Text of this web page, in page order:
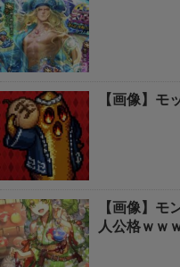
【画像】モ
【画像】モ
人公格ｗｗ